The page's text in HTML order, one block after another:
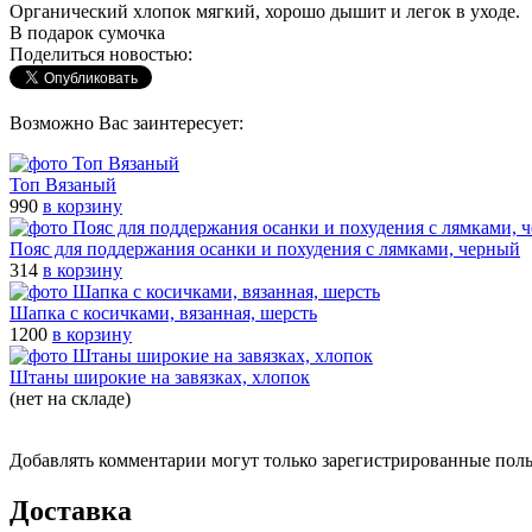
Органический хлопок мягкий, хорошо дышит и легок в уходе.
В подарок сумочка
Поделиться новостью:
Возможно Вас заинтересует:
Топ Вязаный
990 в корзину
Пояс для поддержания осанки и похудения с лямками, черный
314 в корзину
Шапка с косичками, вязанная, шерсть
1200 в корзину
Штаны широкие на завязках, хлопок
(нет на складе)
Добавлять комментарии могут только зарегистрированные
Доставка